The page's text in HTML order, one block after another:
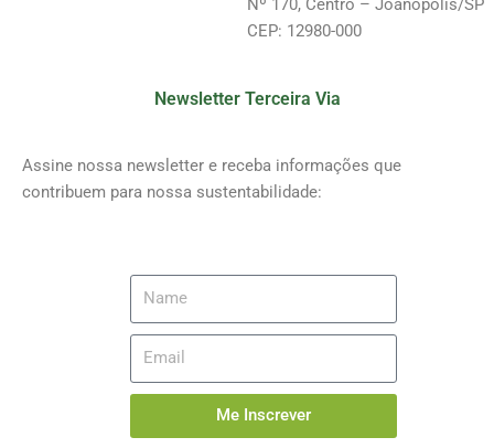
Nº 170, Centro – Joanópolis/SP
CEP: 12980-000
Newsletter Terceira Via
Assine nossa newsletter e receba informações que
contribuem para nossa sustentabilidade:
Me Inscrever